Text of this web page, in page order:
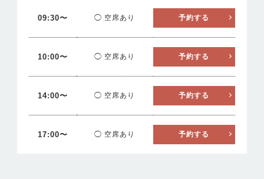
09:30〜 ◯ 空席あり 予約する
10:00〜 ◯ 空席あり 予約する
14:00〜 ◯ 空席あり 予約する
17:00〜 ◯ 空席あり 予約する